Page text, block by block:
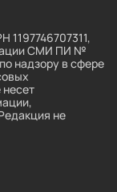
СМИ ПИ №
надзору в сфере
не